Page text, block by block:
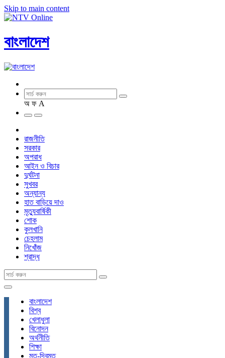
Skip to main content
বাংলাদেশ
অ ফ A
রাজনীতি
সরকার
অপরাধ
আইন ও বিচার
দুর্ঘটনা
সুখবর
অন্যান্য
হাত বাড়িয়ে দাও
মৃত্যুবার্ষিকী
শোক
কুলখানি
চেহলাম
নিখোঁজ
শ্রাদ্ধ
বাংলাদেশ
বিশ্ব
খেলাধুলা
বিনোদন
অর্থনীতি
শিক্ষা
মত-দ্বিমত